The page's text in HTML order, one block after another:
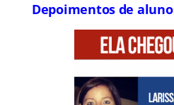
Depoimentos de